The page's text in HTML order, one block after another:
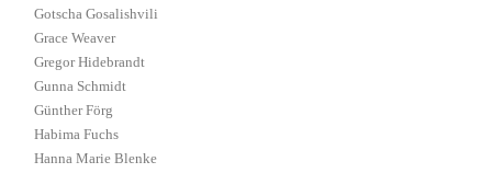
Gotscha Gosalishvili
Grace Weaver
Gregor Hidebrandt
Gunna Schmidt
Günther Förg
Habima Fuchs
Hanna Marie Blenke